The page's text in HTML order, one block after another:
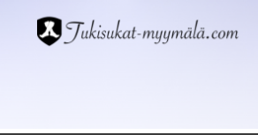
21-3050-1